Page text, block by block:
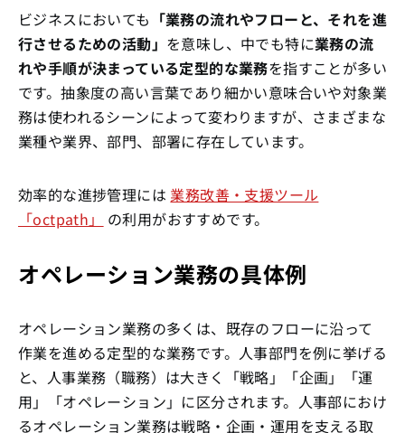
ビジネスにおいても 「業務の流れやフローと、それを進
行させるための活動」 を意味し、中でも特に業務の流
れや手順が決まっている定型的な業務を指すことが多い
です。抽象度の高い言葉であり細かい意味合いや対象業
務は使われるシーンによって変わりますが、さまざまな
業種や業界、部門、部署に存在しています。
効率的な進捗管理には 業務改善・支援ツール
「octpath」
の利用がおすすめです。
オペレーション業務の具体例
オペレーション業務の多くは、既存のフローに沿って
作業を進める定型的な業務です。人事部門を例に挙げる
と、人事業務（職務）は大きく「戦略」「企画」「運
用」「オペレーション」に区分されます。人事部におけ
るオペレーション業務は戦略・企画・運用を支える取